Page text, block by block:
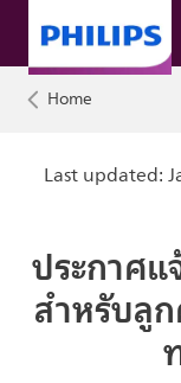
Home
Last updated:
ประกาศแ
สำหรับลู